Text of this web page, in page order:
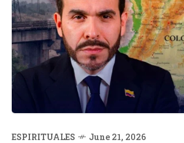
ESPIRITUALES June 21, 2026